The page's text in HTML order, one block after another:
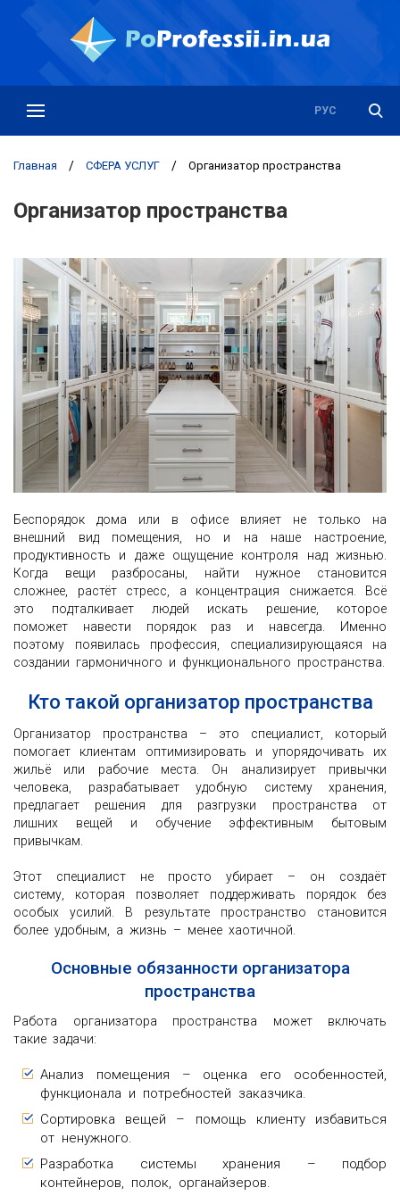
РУС
УКР
Главная / СФЕРА УСЛУГ / Организатор пространства
Организатор пространства
Беспорядок дома или в офисе влияет не только на
внешний вид помещения, но и на наше настроение,
продуктивность и даже ощущение контроля над жизнью.
Когда вещи разбросаны, найти нужное становится
сложнее, растёт стресс, а концентрация снижается. Всё
это подталкивает людей искать решение, которое
поможет навести порядок раз и навсегда. Именно
поэтому появилась профессия, специализирующаяся на
создании гармоничного и функционального пространства.
Кто такой организатор пространства
Организатор пространства – это специалист, который
помогает клиентам оптимизировать и упорядочивать их
жильё или рабочие места. Он анализирует привычки
человека, разрабатывает удобную систему хранения,
предлагает решения для разгрузки пространства от
лишних вещей и обучение эффективным бытовым
привычкам.
Этот специалист не просто убирает – он создаёт
систему, которая позволяет поддерживать порядок без
особых усилий. В результате пространство становится
более удобным, а жизнь – менее хаотичной.
Основные обязанности организатора
пространства
Работа организатора пространства может включать
такие задачи:
Анализ помещения – оценка его особенностей,
функционала и потребностей заказчика.
Сортировка вещей – помощь клиенту избавиться
от ненужного.
Разработка системы хранения – подбор
контейнеров, полок, органайзеров.